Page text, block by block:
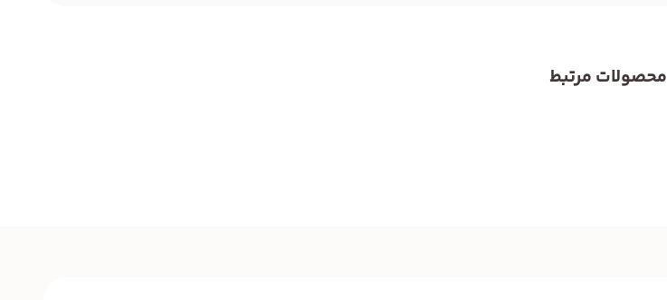
محصولات مرتبط